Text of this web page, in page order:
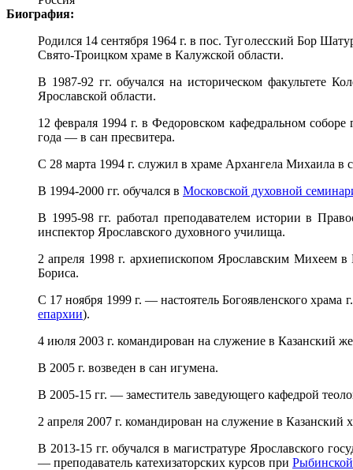
Биография:
Родился 14 сентября 1964 г. в пос. Туголесский Бор
Свято-Троицком храме в Калужской области.
В 1987-92 гг. обучался на историческом факультете
Ярославской области.
12 февраля 1994 г. в Федоровском кафедральном соборе
года — в сан пресвитера.
С 28 марта 1994 г. служил в храме Архангела Михаила в
В 1994-2000 гг. обучался в Московской духовной
В 1995-98 гг. работал преподавателем истории в
инспектор Ярославского духовного училища.
2 апреля 1998 г. архиепископом Ярославским Михеем
Бориса.
С 17 ноября 1999 г. — настоятель Богоявленского
епархии).
4 июля 2003 г. командирован на служение в Казанский
В 2005 г. возведен в сан игумена.
В 2005-15 гг. — заместитель заведующего кафедрой
2 апреля 2007 г. командирован на служение в Казанский
В 2013-15 гг. обучался в магистратуре Ярославского
— преподаватель катехизаторских курсов при